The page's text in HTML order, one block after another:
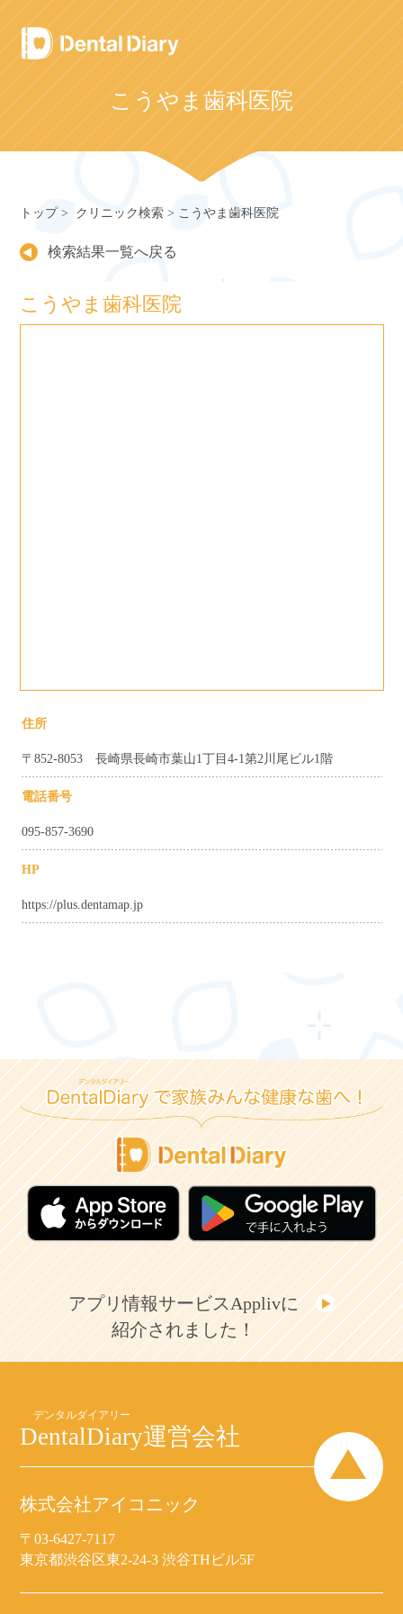
Skip
to
content
こうやま歯科医院
トップ クリニック検索 こうやま歯科医院
検索結果一覧へ戻る
こうやま歯科医院
住所
〒852-8053 長崎県長崎市葉山1丁目4-1第2川尾ビル1階
電話番号
095-857-3690
HP
https://plus.dentamap.jp
アプリ情報サービスApplivに
紹介されました！
DentalDiary運営会社
株式会社アイコニック
〒03-6427-7117
東京都渋谷区東2-24-3 渋谷THビル5F